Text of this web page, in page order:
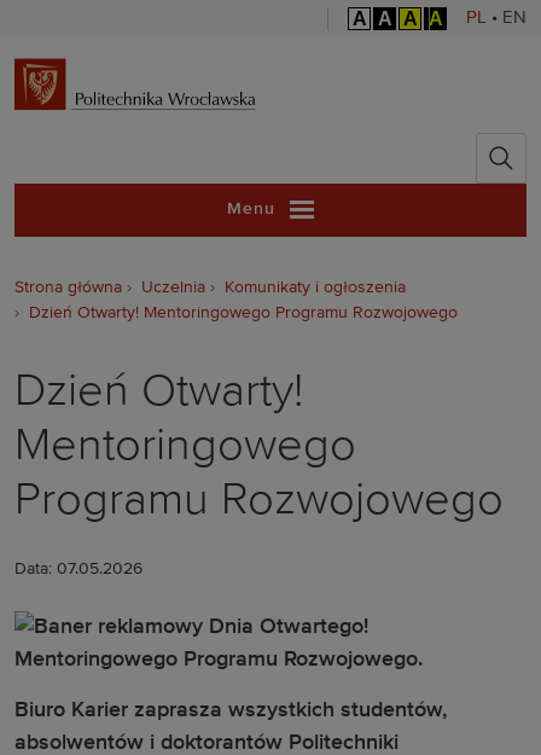
A A A A PL • EN
Politechnika
Menu
Strona główna Uczelnia
Komunikaty i ogłoszenia
Dzień Otwarty! Mentoringowego Programu Rozwojowego
Dzień Otwarty!
Mentoringowego
Programu Rozwojowego
Data: 07.05.2026
Biuro Karier zaprasza wszystkich studentów,
absolwentów i doktorantów Politechniki